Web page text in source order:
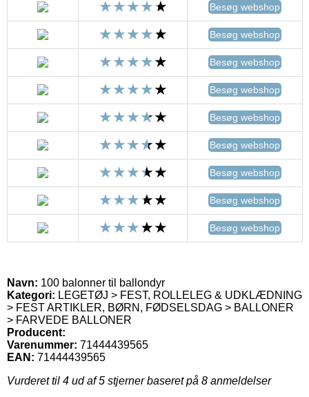
Besøg webshop
Besøg webshop
Besøg webshop
Besøg webshop
Besøg webshop
Besøg webshop
Besøg webshop
Besøg webshop
Besøg webshop
Navn: 100 balonner til ballondyr
Kategori: LEGETØJ > FEST, ROLLELEG & UDKLÆDNING
> FEST ARTIKLER, BØRN, FØDSELSDAG > BALLONER
> FARVEDE BALLONER
Producent:
Varenummer: 71444439565
EAN: 71444439565
Vurderet til 4 ud af 5 stjerner baseret på 8 anmeldelser